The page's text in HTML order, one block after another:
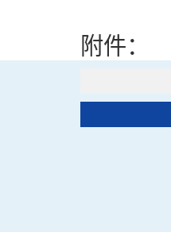
附件：